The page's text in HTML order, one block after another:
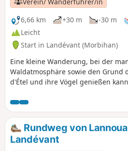
6,66 km
+30 m -30 m
Leicht
Start in Landévant (Morbihan)
Eine kleine Wanderung, bei der
Waldatmosphäre sowie den Grund
d'Étel und ihre Vögel genießen
Rundweg von
Landévant